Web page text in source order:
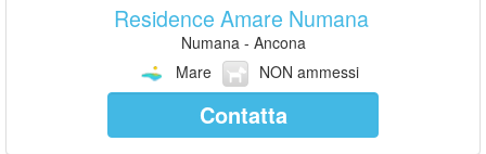
Residence Amare Numana
Numana - Ancona
Mare
NON ammessi
Contatta